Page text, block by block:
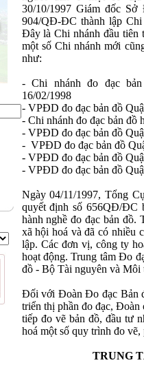
30/10/1997 Giám đốc
904/QĐ-ĐC thành lập
Đây là Chi nhánh đầu tiên
một số Chi nhánh mới
như:
- Chi nhánh đo đạc
16/02/1998
- VPĐD đo đạc bản đồ
- Chi nhánh đo đạc bản đồ
- VPĐD đo đạc bản đồ
- VPĐD đo đạc bản đồ
- VPĐD đo đạc bản đồ
- VPĐD đo đạc bản đồ
Ngày 04/11/1997, Tổng
quyết định số 656QĐ/ĐC
hành nghề đo đạc bản đồ.
xã hội hoá và đã có nhiều
lập. Các đơn vị, công ty
hoạt động. Trung tâm Đo
đồ - Bộ Tài nguyên và Môi
Đối với Đoàn Đo đạc Bản
triển thị phần đo đạc,
tiếp đo vẽ bản đồ, đầu tư
hoá một số quy trình đo
TRUNG